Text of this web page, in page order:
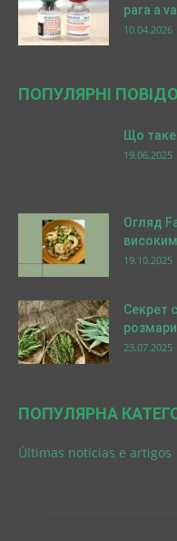
para a
10.04.2026
ПОПУЛЯРНІ
Що
19.06.2025
Огляд
19.10.2025
Секрет
23.07.2025
ПОПУЛЯРНА
Últimas notícias e artigos